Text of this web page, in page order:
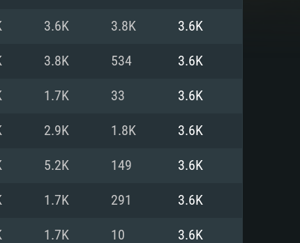
Linux
11 (64 bit)
또는 Ryzen 5 3600 이상
Sur 11.0
Xeon 은 지원하지 않습니
64bit
3.6K 3.8K 3.6K
3.8K 534 3.6K
1.7K 33 3.6K
2.9K 1.8K 3.6K
5.2K 149 3.6K
1.7K 291 3.6K
1.7K 10 3.6K